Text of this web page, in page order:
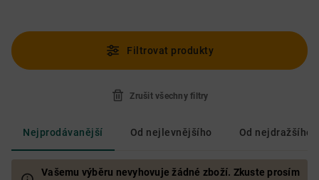
Filtrovat produkty
Zrušit všechny filtry
Nejprodávanější Od nejlevnějšího Od nejdražšího
Vašemu výběru nevyhovuje žádné zboží. Zkuste prosím